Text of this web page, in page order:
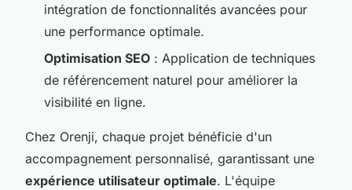
intégration de fonctionnalités avancées pour
une performance optimale.
Optimisation SEO : Application de techniques
de référencement naturel pour améliorer la
visibilité en ligne.
Chez Orenji, chaque projet bénéficie d'un
accompagnement personnalisé, garantissant une
expérience utilisateur optimale. L'équipe